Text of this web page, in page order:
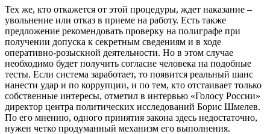
Тех же, кто откажется от этой процедуры, ждет наказание –
увольнение или отказ в приеме на работу. Есть также
предложение рекомендовать проверку на полиграфе при
получении допуска к секретным сведениям и в ходе
оперативно-розыскной деятельности. Но в этом случае
необходимо будет получить согласие человека на подобные
тесты. Если система заработает, то появится реальный шанс
нанести удар и по коррупции, и по тем, кто отстаивает только
собственные интересы, отметил в интервью «Голосу России»
директор центра политических исследований Борис Шмелев.
По его мнению, одного принятия закона здесь недостаточно,
нужен четко продуманный механизм его выполнения.